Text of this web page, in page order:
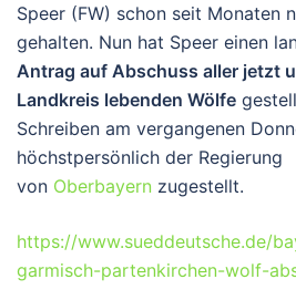
Speer (FW) schon seit Monaten
gehalten. Nun hat Speer einen
Antrag auf Abschuss aller jetzt
Landkreis lebenden Wölfe
Schreiben am vergangenen
höchstpersönlich der Regierung
von Oberbayern zugestellt.
https://www.sueddeutsche.de/
garmisch-partenkirchen-wolf-